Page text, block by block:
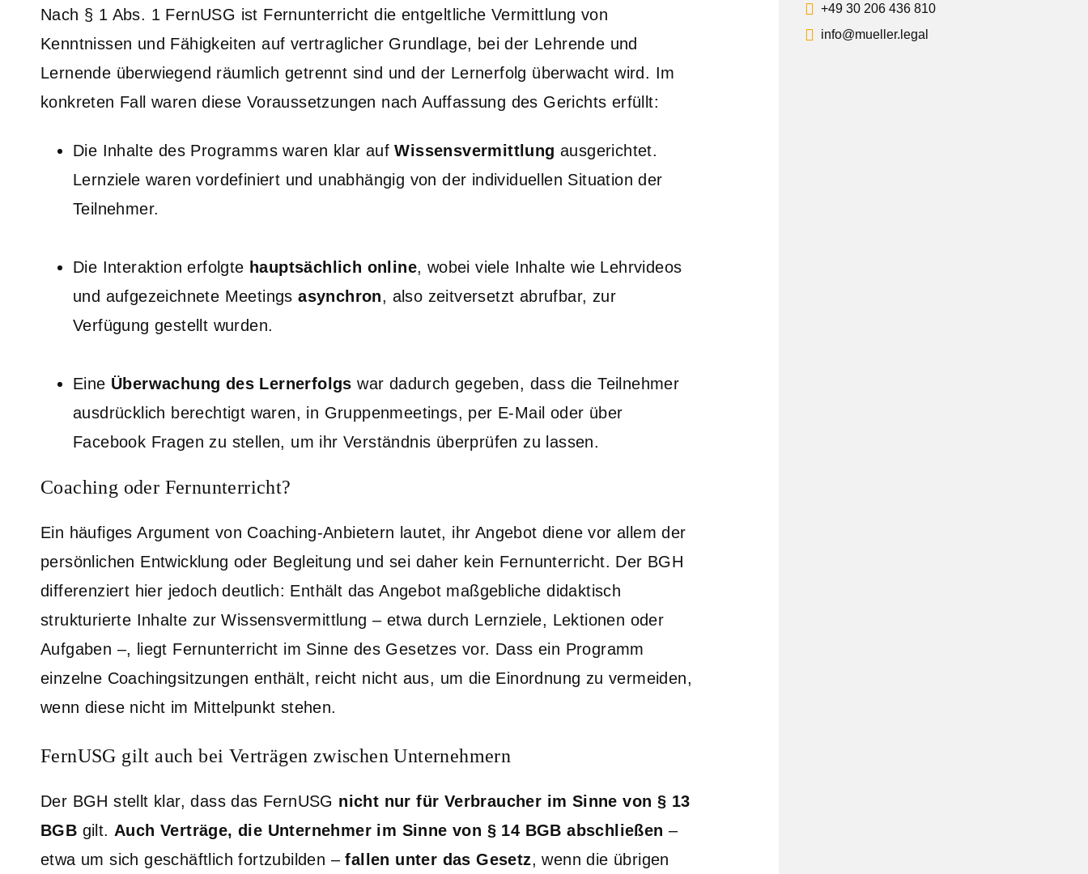
Nach § 1 Abs. 1 FernUSG ist Fernunterricht die entgeltliche Vermittlung von
Kenntnissen und Fähigkeiten auf vertraglicher Grundlage, bei der Lehrende und
Lernende überwiegend räumlich getrennt sind und der Lernerfolg überwacht wird. Im
konkreten Fall waren diese Voraussetzungen nach Auffassung des Gerichts erfüllt:
Die Inhalte des Programms waren klar aufWissensvermittlung ausgerichtet.
Lernziele waren vordefiniert und unabhängig von der individuellen Situation der
Teilnehmer.
Die Interaktion erfolgte hauptsächlich online, wobei viele Inhalte wie Lehrvideos
und aufgezeichnete Meetingsasynchron, also zeitversetzt abrufbar, zur
Verfügung gestellt wurden.
Eine Überwachung des Lernerfolgs war dadurch gegeben, dass die Teilnehmer
ausdrücklich berechtigt waren, in Gruppenmeetings, per E-Mail oder über
Facebook Fragen zu stellen, um ihr Verständnis überprüfen zu lassen.
Coaching oder Fernunterricht?
Ein häufiges Argument von Coaching-Anbietern lautet, ihr Angebot diene vor allem der
persönlichen Entwicklung oder Begleitung und sei daher kein Fernunterricht. Der BGH
differenziert hier jedoch deutlich: Enthält das Angebot maßgebliche didaktisch
strukturierte Inhalte zur Wissensvermittlung – etwa durch Lernziele, Lektionen oder
Aufgaben –, liegt Fernunterricht im Sinne des Gesetzes vor. Dass ein Programm
einzelne Coachingsitzungen enthält, reicht nicht aus, um die Einordnung zu vermeiden,
wenn diese nicht im Mittelpunkt stehen.
FernUSG gilt auch bei Verträgen zwischen Unternehmern
Der BGH stellt klar, dass das FernUSG nicht nur für Verbraucher im Sinne von § 13
BGB gilt. Auch Verträge, die Unternehmer im Sinne von § 14 BGB abschließen –
etwa um sich geschäftlich fortzubilden –fallen unter das Gesetz, wenn die übrigen
+49 30 206 436 810
info@mueller.legal